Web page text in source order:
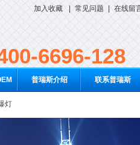
加入收藏 常见问题 在线留
6696-128
普瑞斯介绍 联系普瑞斯
灯